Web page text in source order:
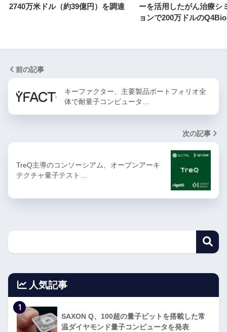
2740万米ドル（約39億円）を調達
ーを活用したがん治療シ
ョンで200万ドルの
前の記事
キーファクター、主要製品ポートフォリオ全
体で耐量子コンピュータ…
次の記事
TreQ主導のコンソーシアム、オープンアーキ
テクチャ量子テスト…
人気記事
1
SAXON Q、100超の量子ビットを搭載した常
温ダイヤモンド量子コンピュータを発表